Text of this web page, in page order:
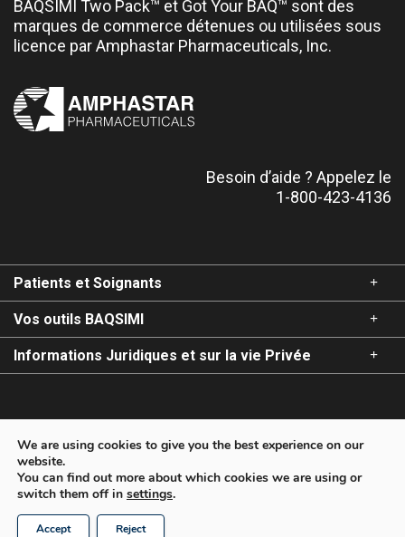
BAQSIMI Two Pack™ et Got Your BAQ™ sont des
marques de commerce détenues ou utilisées sous
licence par Amphastar Pharmaceuticals, Inc.
Besoin d’aide ? Appelez le
1-800-423-4136
Patients et Soignants
Vos outils BAQSIMI
Informations Juridiques et sur la vie Privée
Copyright © 2026 Amphastar Pharmaceuticals, Inc. Tous
droits réservés.
We are using cookies to give you the best experience on our
website.
You can find out more about which cookies we are using or
switch them off in settings.
Accept Reject